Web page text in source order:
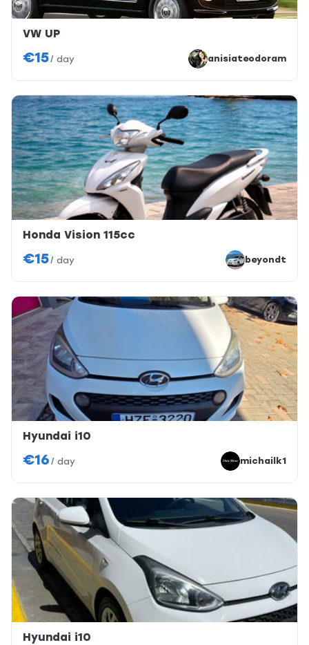
VW UP
€15/ day anisiateodoram
Honda Vision 115cc
€15/ day beyondt
Hyundai i10
€16 / day michailk1
Hyundai i10